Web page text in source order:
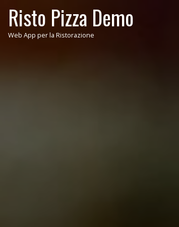
Risto Pizza Demo
Web App per la Ristorazione